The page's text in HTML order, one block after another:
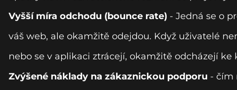
Vyšší míra odchodu (bounce rate) - Jedná se o
váš web, ale okamžitě odejdou. Když uživatelé
nebo se v aplikaci ztrácejí, okamžitě odcházejí ke
Zvýšené náklady na zákaznickou podporu - čím